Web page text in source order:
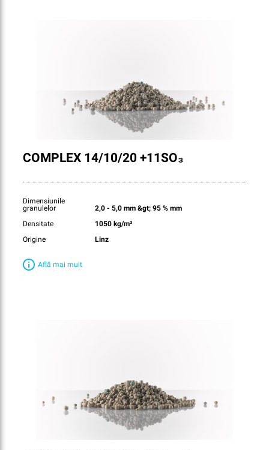
COMPLEX 14/10/20 +11SO₃
Dimensiunile
granulelor
2,0 - 5,0 mm &gt; 95 % mm
Densitate
1050 kg/m³
Origine
Linz
Află mai mult